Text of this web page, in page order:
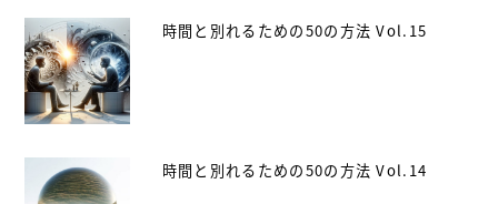
時間と別れるための50の方法 Vol.15
時間と別れるための50の方法 Vol.14